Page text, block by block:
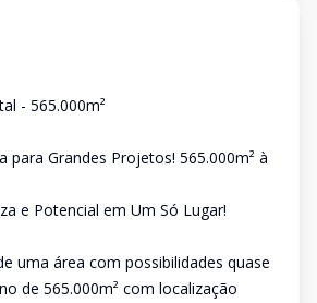
- 565.000m²
para Grandes Projetos! 565.000m² à
e Potencial em Um Só Lugar!
uma área com possibilidades quase
de 565.000m² com localização